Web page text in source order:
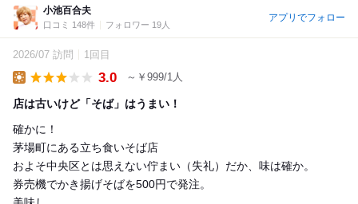
小池百合夫
口コミ 148件 フォロワー 19人
アプリでフォロー
2026/07 訪問 1回目
3.0 ～￥999/1人
店は古いけど「そば」はうまい！
確かに！
茅場町にある立ち食いそば店
およそ中央区とは思えない佇まい（失礼）だか、味は確か。
券売機でかき揚げそばを500円で発注。